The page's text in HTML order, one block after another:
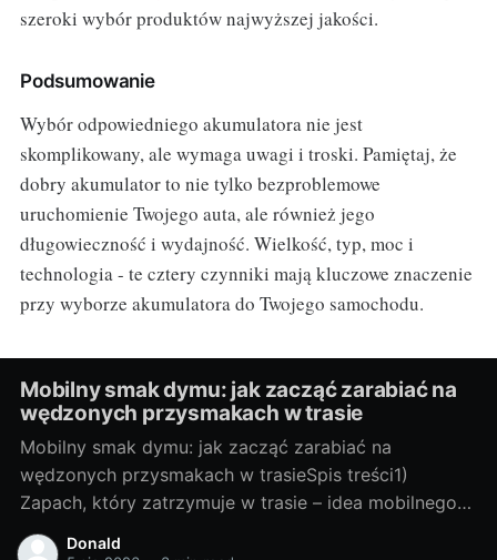
szeroki wybór produktów najwyższej jakości.
Podsumowanie
Wybór odpowiedniego akumulatora nie jest
skomplikowany, ale wymaga uwagi i troski. Pamiętaj, że
dobry akumulator to nie tylko bezproblemowe
uruchomienie Twojego auta, ale również jego
długowieczność i wydajność. Wielkość, typ, moc i
technologia - te cztery czynniki mają kluczowe znaczenie
przy wyborze akumulatora do Twojego samochodu.
Mobilny smak dymu: jak zacząć zarabiać na
wędzonych przysmakach w trasie
Mobilny smak dymu: jak zacząć zarabiać na
wędzonych przysmakach w trasieSpis treści1)
Zapach, który zatrzymuje w trasie – idea mobilnego
wędzenia- Dlaczego dym “sprzedaje się” na kołach-
Donald